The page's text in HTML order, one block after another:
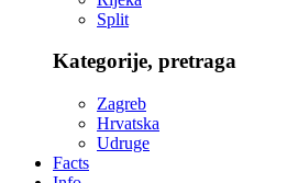
Split
Kategorije, pretraga
Zagreb
Hrvatska
Udruge
Facts